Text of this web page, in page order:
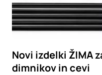
Novi izdelki ŽIMA
dimnikov in cevi